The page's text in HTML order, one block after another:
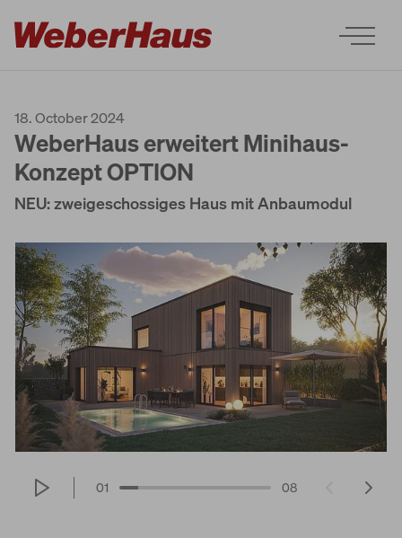
18. October 2024
WeberHaus erweitert Minihaus-
Konzept OPTION
NEU: zweigeschossiges Haus mit Anbaumodul
01 08
Houses
Construction
Experience
Services